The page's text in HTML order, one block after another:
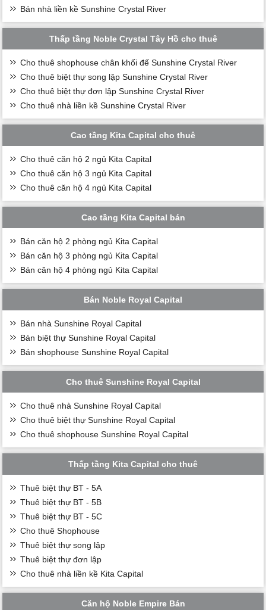
Bán nhà liền kề Sunshine Crystal River
Thấp tầng Noble Crystal Tây Hồ cho thuê
Cho thuê shophouse chân khối đế Sunshine Crystal River
Cho thuê biệt thự song lập Sunshine Crystal River
Cho thuê biệt thự đơn lập Sunshine Crystal River
Cho thuê nhà liền kề Sunshine Crystal River
Cao tầng Kita Capital cho thuê
Cho thuê căn hộ 2 ngủ Kita Capital
Cho thuê căn hộ 3 ngủ Kita Capital
Cho thuê căn hộ 4 ngủ Kita Capital
Cao tầng Kita Capital bán
Bán căn hộ 2 phòng ngủ Kita Capital
Bán căn hộ 3 phòng ngủ Kita Capital
Bán căn hộ 4 phòng ngủ Kita Capital
Bán Noble Royal Capital
Bán nhà Sunshine Royal Capital
Bán biệt thự Sunshine Royal Capital
Bán shophouse Sunshine Royal Capital
Cho thuê Sunshine Royal Capital
Cho thuê nhà Sunshine Royal Capital
Cho thuê biệt thự Sunshine Royal Capital
Cho thuê shophouse Sunshine Royal Capital
Thấp tầng Kita Capital cho thuê
Thuê biệt thự BT - 5A
Thuê biệt thự BT - 5B
Thuê biệt thự BT - 5C
Cho thuê Shophouse
Thuê biệt thự song lập
Thuê biệt thự đơn lập
Cho thuê nhà liền kề Kita Capital
Căn hộ Noble Empire Bán